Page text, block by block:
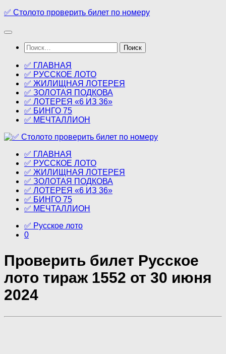
Перейти
содержимому
✅ Столото проверить билет по номеру
Найти:
✅ ГЛАВНАЯ
✅ РУССКОЕ ЛОТО
✅ ЖИЛИЩНАЯ ЛОТЕРЕЯ
✅ ЗОЛОТАЯ ПОДКОВА
✅ ЛОТЕРЕЯ «6 ИЗ 36»
✅ БИНГО 75
✅ МЕЧТАЛЛИОН
✅ ГЛАВНАЯ
✅ РУССКОЕ ЛОТО
✅ ЖИЛИЩНАЯ ЛОТЕРЕЯ
✅ ЗОЛОТАЯ ПОДКОВА
✅ ЛОТЕРЕЯ «6 ИЗ 36»
✅ БИНГО 75
✅ МЕЧТАЛЛИОН
✅ Русское лото
0
Проверить билет Русское
лото тираж 1552 от 30 июня
2024